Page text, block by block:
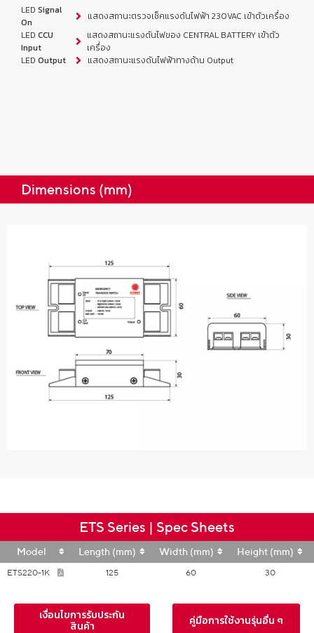
LED Signal
On
แสดงสถานะตรวจเช็คแรงดันไฟฟ้า 230VAC เข้าตัวเครื่อง
LED CCU
Input
แสดงสถานะแรงดันไฟของ CENTRAL BATTERY เข้าตัว
เครื่อง
LED Output แสดงสถานะแรงดันไฟฟ้าทางด้าน Output
Dimensions (mm)
ETS Series | Spec Sheets
Model Length (mm) Width (mm) Height (mm)
ETS220-1K 125 60 30
เงื่อนไขการรับประกัน
สินค้า คู่มือการใช้งานรุ่นอื่น ๆ